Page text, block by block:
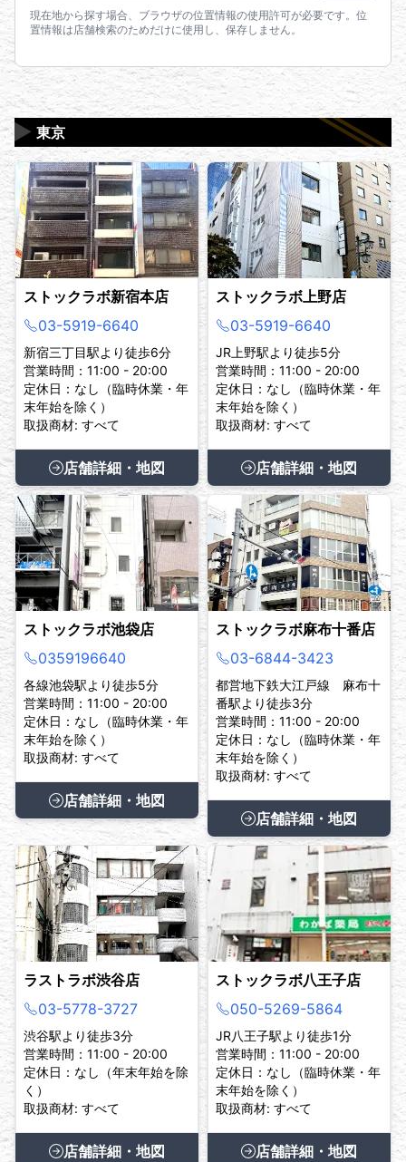
現在地から探す場合、ブラウザの位置情報の使用許可が必要です。位
置情報は店舗検索のためだけに使用し、保存しません。
東京
▶
ストックラボ新宿本店
03-5919-6640
新宿三丁目駅より徒歩6分
営業時間：11:00 - 20:00
定休日：なし（臨時休業・年
末年始を除く）
取扱商材: すべて
店舗詳細・地図
ストックラボ上野店
03-5919-6640
JR上野駅より徒歩5分
営業時間：11:00 - 20:00
定休日：なし（臨時休業・年
末年始を除く）
取扱商材: すべて
店舗詳細・地図
ストックラボ池袋店
0359196640
各線池袋駅より徒歩5分
営業時間：11:00 - 20:00
定休日：なし（臨時休業・年
末年始を除く）
取扱商材: すべて
店舗詳細・地図
ストックラボ麻布十番店
03-6844-3423
都営地下鉄大江戸線 麻布十
番駅より徒歩3分
営業時間：11:00 - 20:00
定休日：なし（臨時休業・年
末年始を除く）
取扱商材: すべて
店舗詳細・地図
ラストラボ渋谷店
03-5778-3727
渋谷駅より徒歩3分
営業時間：11:00 - 20:00
定休日：なし（年末年始を除
く）
取扱商材: すべて
店舗詳細・地図
ストックラボ八王子店
050-5269-5864
JR八王子駅より徒歩1分
営業時間：11:00 - 20:00
定休日：なし（臨時休業・年
末年始を除く）
取扱商材: すべて
店舗詳細・地図